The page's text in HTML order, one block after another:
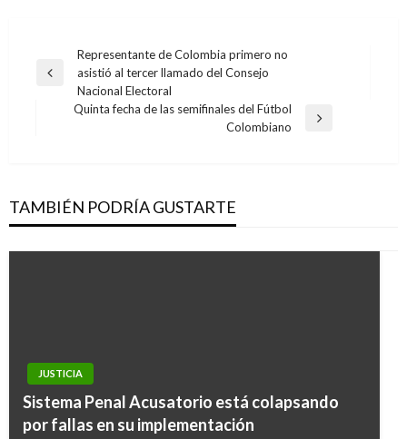
Navegación
de
entradas
Entrada
anterior
Representante de Colombia primero no
asistió al tercer llamado del Consejo
Nacional Electoral
Quinta fecha de las semifinales del Fútbol
Colombiano
TAMBIÉN PODRÍA GUSTARTE
JUSTICIA
Sistema Penal Acusatorio está colapsando
por fallas en su implementación
Presidente inauguró este domingo